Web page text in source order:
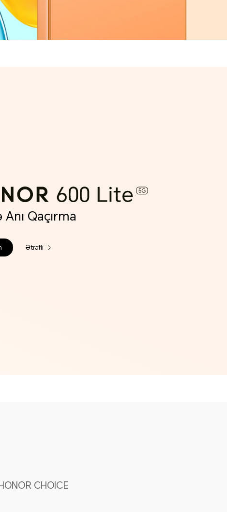
Anı Qaçırma
Ətraflı
CHOICE